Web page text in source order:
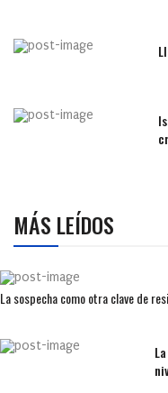
MÁS LEÍDOS
La sospecha como otra clave de